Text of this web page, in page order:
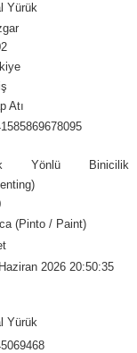
Yürük
Atı
Yönlü Binicilik
(Pinto / Paint)
2026 20:50:35
Yürük